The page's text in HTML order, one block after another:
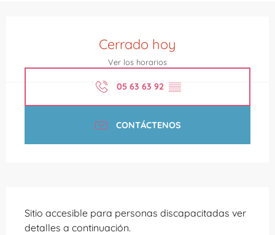
Cerrado hoy
Ver los horarios
05 63 63 92 ▒▒
CONTÁCTENOS
Sitio accesible para personas discapacitadas ver
detalles a continuación.